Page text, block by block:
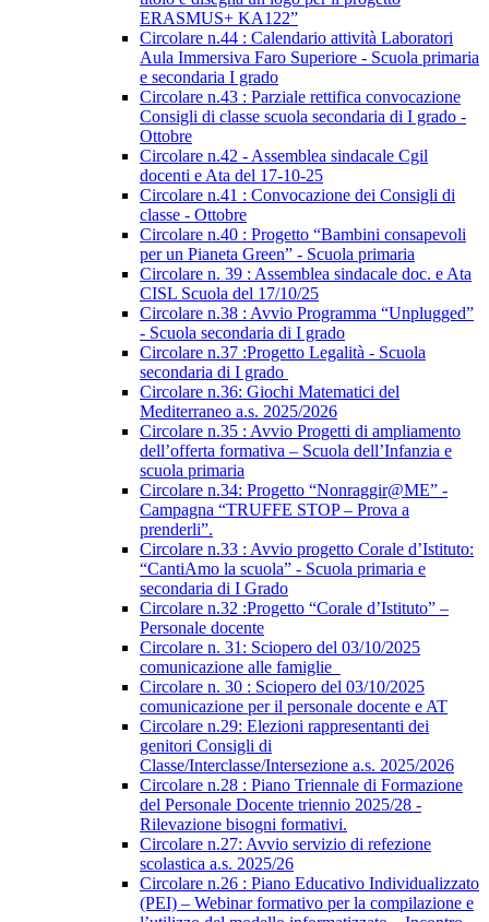
ERASMUS+ KA122”
Circolare n.44 : Calendario attività Laboratori
Aula Immersiva Faro Superiore - Scuola primaria
e secondaria I grado
Circolare n.43 : Parziale rettifica convocazione
Consigli di classe scuola secondaria di I grado -
Ottobre
Circolare n.42 - Assemblea sindacale Cgil
docenti e Ata del 17-10-25
Circolare n.41 : Convocazione dei Consigli di
classe - Ottobre
Circolare n.40 : Progetto “Bambini consapevoli
per un Pianeta Green” - Scuola primaria
Circolare n. 39 : Assemblea sindacale doc. e Ata
CISL Scuola del 17/10/25
Circolare n.38 : Avvio Programma “Unplugged”
- Scuola secondaria di I grado
Circolare n.37 :Progetto Legalità - Scuola
secondaria di I grado
Circolare n.36: Giochi Matematici del
Mediterraneo a.s. 2025/2026
Circolare n.35 : Avvio Progetti di ampliamento
dell’offerta formativa – Scuola dell’Infanzia e
scuola primaria
Circolare n.34: Progetto “Nonraggir@ME” -
Campagna “TRUFFE STOP – Prova a
prenderli”.
Circolare n.33 : Avvio progetto Corale d’Istituto:
“CantiAmo la scuola” - Scuola primaria e
secondaria di I Grado
Circolare n.32 :Progetto “Corale d’Istituto” –
Personale docente
Circolare n. 31: Sciopero del 03/10/2025
comunicazione alle famiglie
Circolare n. 30 : Sciopero del 03/10/2025
comunicazione per il personale docente e AT
Circolare n.29: Elezioni rappresentanti dei
genitori Consigli di
Classe/Interclasse/Intersezione a.s. 2025/2026
Circolare n.28 : Piano Triennale di Formazione
del Personale Docente triennio 2025/28 -
Rilevazione bisogni formativi.
Circolare n.27: Avvio servizio di refezione
scolastica a.s. 2025/26
Circolare n.26 : Piano Educativo Individualizzato
(PEI) – Webinar formativo per la compilazione e